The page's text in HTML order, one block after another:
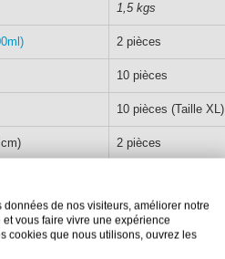
1,5 kgs
2 pièces
10 pièces
10 pièces (Taille XL)
2 pièces
1 pièce
2 pièces
de nos visiteurs, améliorer notre
vous faire vivre une expérience
cookies que nous utilisons, ouvrez les